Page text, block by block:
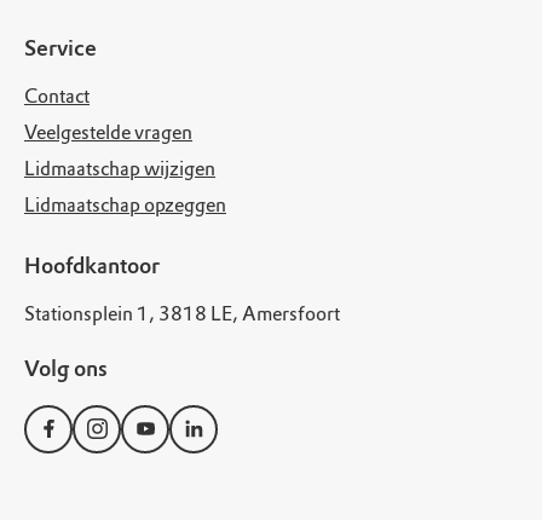
Service
Contact
Veelgestelde vragen
Lidmaatschap wijzigen
Lidmaatschap opzeggen
Hoofdkantoor
Stationsplein 1, 3818 LE, Amersfoort
Volg ons